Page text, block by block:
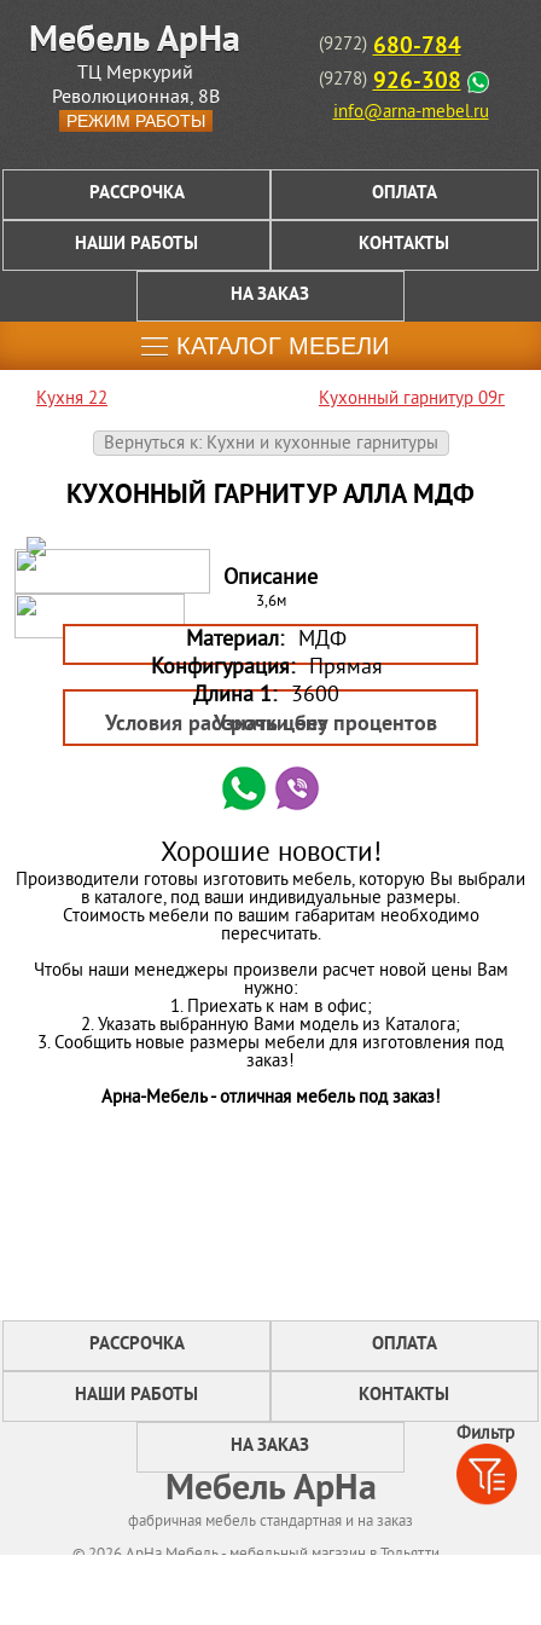
Фильтр
ТЦ Меркурий
Революционная, 8В
РЕЖИМ РАБОТЫ
(9272) 680-784
(9278) 926-308
info@arna-mebel.ru
РАССРОЧКА ОПЛАТА
НАШИ РАБОТЫ КОНТАКТЫ
НА ЗАКАЗ
КАТАЛОГ МЕБЕЛИ
Кухня 22
Кухонный гарнитур 09г
Вернуться к: Кухни и кухонные гарнитуры
КУХОННЫЙ ГАРНИТУР АЛЛА МДФ
Описание
3,6м
Материал: МДФ
Конфигурация: Прямая
Длина 1: 3600
Узнать цену
Условия рассрочки без процентов
Хорошие новости!
Производители готовы изготовить мебель, которую Вы выбрали
в каталоге, под ваши индивидуальные размеры.
Стоимость мебели по вашим габаритам необходимо
пересчитать.
Чтобы наши менеджеры произвели расчет новой цены Вам
нужно:
1. Приехать к нам в офис;
2. Указать выбранную Вами модель из Каталога;
3. Сообщить новые размеры мебели для изготовления под
заказ!
Арна-Мебель - отличная мебель под заказ!
РАССРОЧКА ОПЛАТА
НАШИ РАБОТЫ КОНТАКТЫ
НА ЗАКАЗ
Мебель АрНа
фабричная мебель стандартная и на заказ
© 2026 АрНа Мебель - мебельный магазин в Тольятти